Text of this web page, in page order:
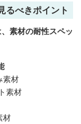
るべきポイント
素材の耐性スペッ
素材
素材
材